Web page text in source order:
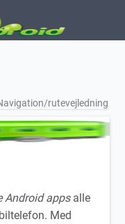
rutevejledning
Android appsalle
Med